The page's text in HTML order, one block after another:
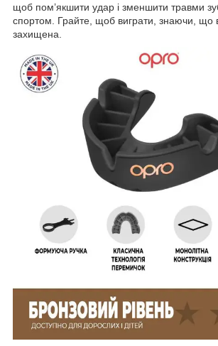
щоб пом’якшити удар і зменшити травми
спортом. Грайте, щоб виграти, знаючи, що
захищена.